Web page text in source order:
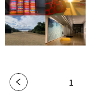
« 1